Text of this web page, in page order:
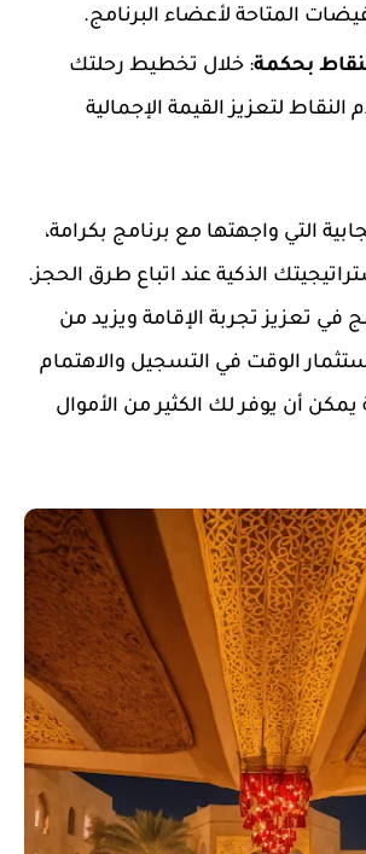
المتاحة لأعضاء البرنامج.
بحكمة: خلال تخطيط رحلتك
النقاط لتعزيز القيمة الإجمالية
التي واجهتها مع برنامج بكرامة،
جزءًا من استراتيجيتك الذكية عند اتباع طرق الحجز.
يسهم هذا البرنامج في تعزيز تجربة الإقامة ويزيد من
الوقت في التسجيل والاهتمام
أن يوفر لك الكثير من الأموال